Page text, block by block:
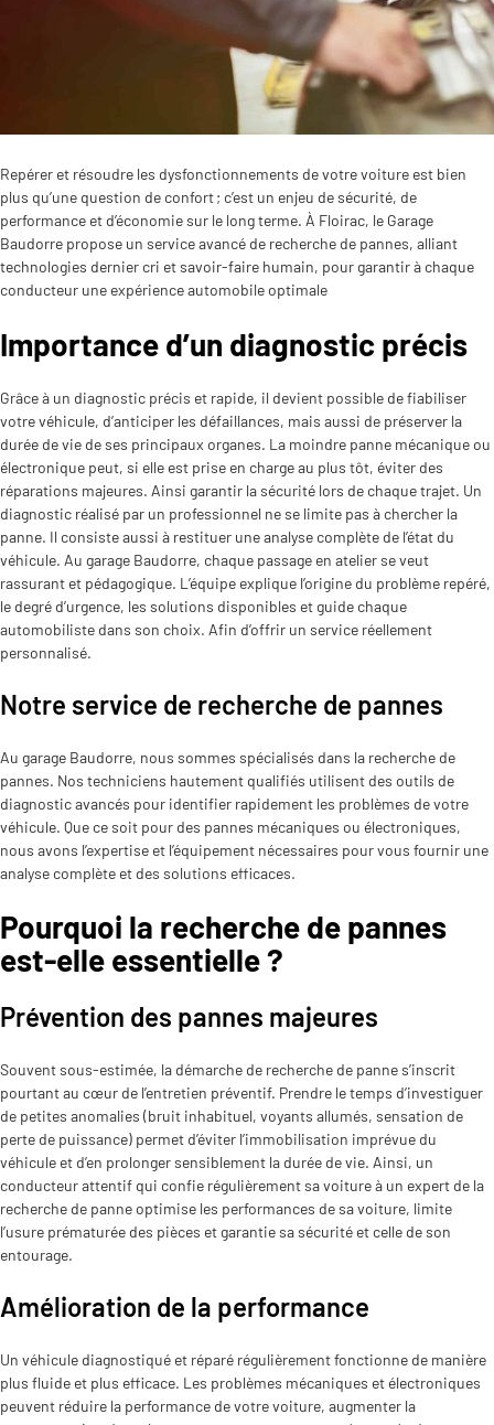
Repérer et résoudre les dysfonctionnements de votre voiture est bien
plus qu’une question de confort ; c’est un enjeu de sécurité, de
performance et d’économie sur le long terme. À Floirac, le Garage
Baudorre propose un service avancé de recherche de pannes, alliant
technologies dernier cri et savoir-faire humain, pour garantir à chaque
conducteur une expérience automobile optimale
Importance d’un diagnostic précis
Grâce à un diagnostic précis et rapide, il devient possible de fiabiliser
votre véhicule, d’anticiper les défaillances, mais aussi de préserver la
durée de vie de ses principaux organes. La moindre panne mécanique ou
électronique peut, si elle est prise en charge au plus tôt, éviter des
réparations majeures. Ainsi garantir la sécurité lors de chaque trajet. Un
diagnostic réalisé par un professionnel ne se limite pas à chercher la
panne. Il consiste aussi à restituer une analyse complète de l’état du
véhicule. Au garage Baudorre, chaque passage en atelier se veut
rassurant et pédagogique. L’équipe explique l’origine du problème repéré,
le degré d’urgence, les solutions disponibles et guide chaque
automobiliste dans son choix. Afin d’offrir un service réellement
personnalisé.
Notre service de recherche de pannes
Au garage Baudorre, nous sommes spécialisés dans la recherche de
pannes. Nos techniciens hautement qualifiés utilisent des outils de
diagnostic avancés pour identifier rapidement les problèmes de votre
véhicule. Que ce soit pour des pannes mécaniques ou électroniques,
nous avons l’expertise et l’équipement nécessaires pour vous fournir une
analyse complète et des solutions efficaces.
Pourquoi la recherche de pannes
est-elle essentielle ?
Prévention des pannes majeures
Souvent sous-estimée, la démarche de recherche de panne s’inscrit
pourtant au cœur de l’entretien préventif. Prendre le temps d’investiguer
de petites anomalies (bruit inhabituel, voyants allumés, sensation de
perte de puissance) permet d’éviter l’immobilisation imprévue du
véhicule et d’en prolonger sensiblement la durée de vie. Ainsi, un
conducteur attentif qui confie régulièrement sa voiture à un expert de la
recherche de panne optimise les performances de sa voiture, limite
l’usure prématurée des pièces et garantie sa sécurité et celle de son
entourage.
Amélioration de la performance
Un véhicule diagnostiqué et réparé régulièrement fonctionne de manière
plus fluide et plus efficace. Les problèmes mécaniques et électroniques
peuvent réduire la performance de votre voiture, augmenter la